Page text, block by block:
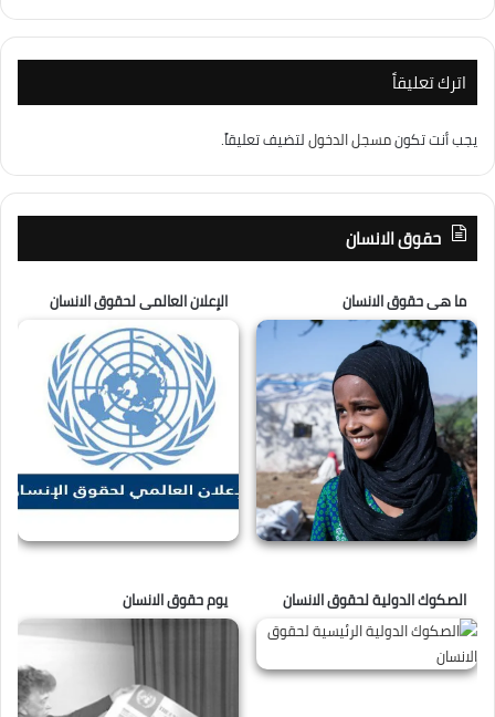
اترك تعليقاً
يجب أنت تكونمسجل الدخوللتضيف تعليقاً.
حقوق الانسان
ما هى حقوق الانسان الإعلان العالمى لحقوق الانسان
الصكوك الدولية لحقوق الانسان يوم حقوق الانسان